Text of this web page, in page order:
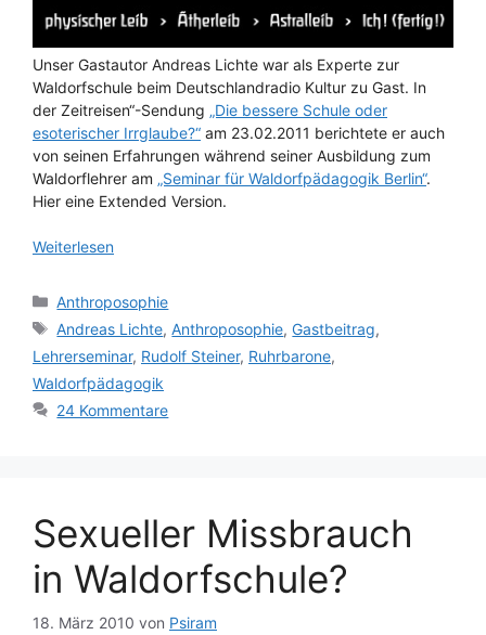
Unser Gastautor Andreas Lichte war als Experte zur
Waldorfschule beim Deutschlandradio Kultur zu Gast. In
der Zeitreisen“-Sendung „Die bessere Schule oder
esoterischer Irrglaube?“ am 23.02.2011 berichtete er auch
von seinen Erfahrungen während seiner Ausbildung zum
Waldorflehrer am „Seminar für Waldorfpädagogik Berlin“.
Hier eine Extended Version.
Weiterlesen
Kategorien
Anthroposophie
Schlagwörter
Andreas Lichte,Anthroposophie,Gastbeitrag,
Lehrerseminar, Rudolf Steiner, Ruhrbarone,
Waldorfpädagogik
24 Kommentare
Sexueller Missbrauch
in Waldorfschule?
18. März 2010 von Psiram